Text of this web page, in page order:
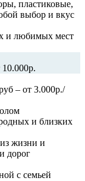
пластиковые,
выбор и вкус
и любимых мест
10.000р.
– от 3.000р./
и близких
жизни и
дорог
с семьей